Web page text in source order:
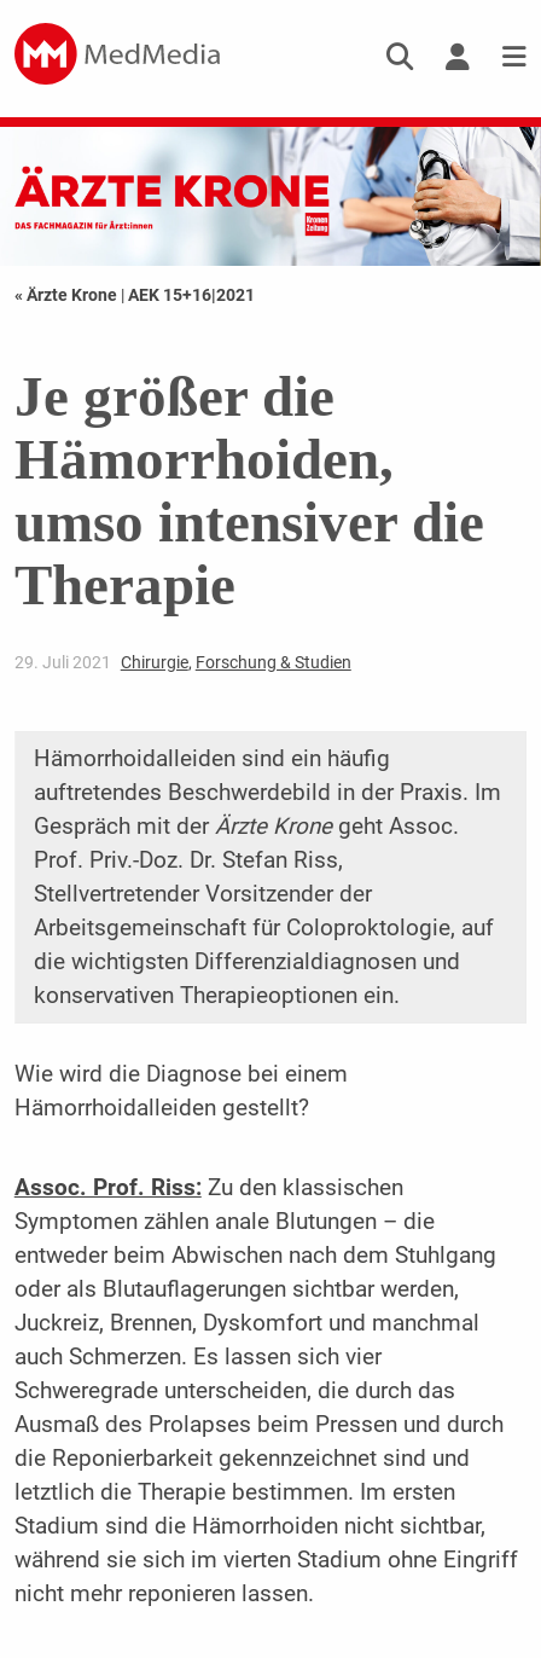
« Ärzte Krone |AEK 15+16|2021
Je größer die
Hämorrhoiden,
umso intensiver die
Therapie
29. Juli 2021 Chirurgie, Forschung & Studien
Hämorrhoidalleiden sind ein häufig
auftretendes Beschwerdebild in der Praxis. Im
Gespräch mit derÄrzte Kronegeht Assoc.
Prof. Priv.-Doz. Dr. Stefan Riss,
Stellvertretender Vorsitzender der
Arbeitsgemeinschaft für Coloproktologie, auf
die wichtigsten Differenzialdiagnosen und
konservativen Therapieoptionen ein.
Wie wird die Diagnose bei einem
Hämorrhoidalleiden gestellt?
Assoc. Prof. Riss:Zu den klassischen
Symptomen zählen anale Blutungen – die
entweder beim Abwischen nach dem Stuhlgang
oder als Blutauflagerungen sichtbar werden,
Juckreiz, Brennen, Dyskomfort und manchmal
auch Schmerzen. Es lassen sich vier
Schweregrade unterscheiden, die durch das
Ausmaß des Prolapses beim Pressen und durch
die Reponierbarkeit gekennzeichnet sind und
letztlich die Therapie bestimmen. Im ersten
Stadium sind die Hämorrhoiden nicht sichtbar,
während sie sich im vierten Stadium ohne Eingriff
nicht mehr reponieren lassen.